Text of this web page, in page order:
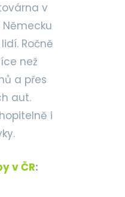
v
Ročně
než
a přes
aut.
i
v ČR: